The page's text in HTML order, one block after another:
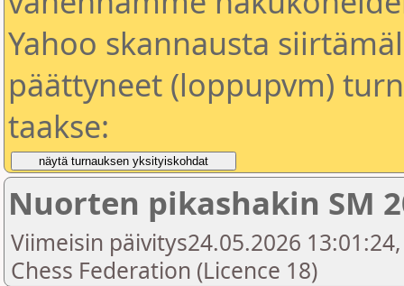
Yahoo skannausta
päättyneet (loppupvm)
taakse:
Nuorten pikashakin SM
Viimeisin päivitys24.05.2026
Chess Federation (Licence 18)